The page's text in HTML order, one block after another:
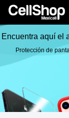
Encuentra aquí el
Protección de